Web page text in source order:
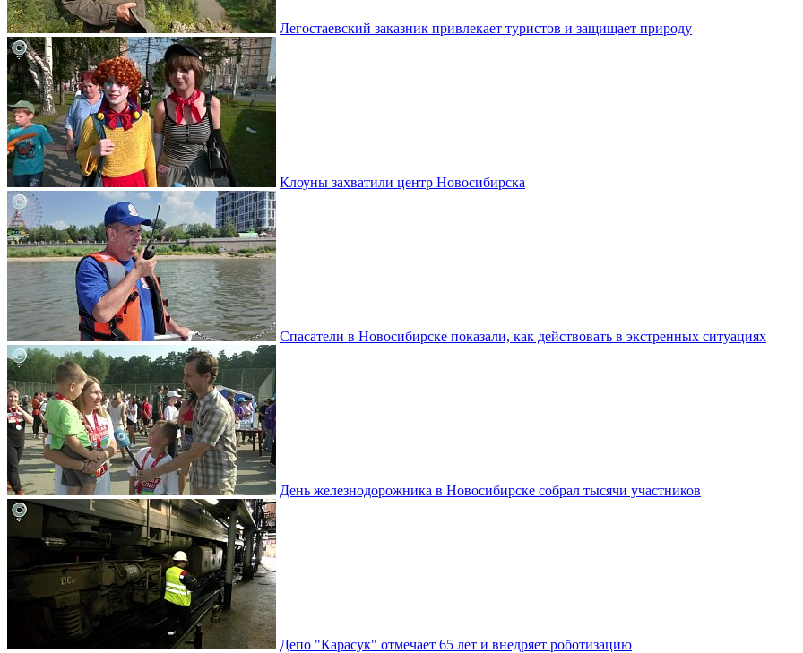
Легостаевский заказник привлекает туристов и защищает природу
Клоуны захватили центр Новосибирска
Спасатели в Новосибирске показали, как действовать в экстренных ситуациях
День железнодорожника в Новосибирске собрал тысячи участников
Депо "Карасук" отмечает 65 лет и внедряет роботизацию